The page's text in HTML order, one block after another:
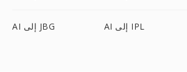
AI إلى JBG AI إلى IPL